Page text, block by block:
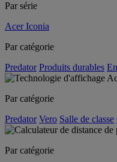
Par série
Acer Iconia
Par catégorie
Predator Produits durables
Par catégorie
Predator Vero Salle de classe
Par catégorie